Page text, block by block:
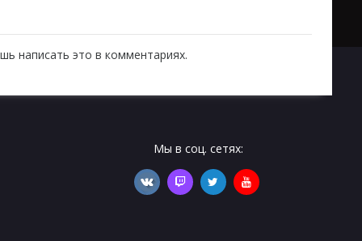
написать это в комментариях.
Мы в соц. сетях: